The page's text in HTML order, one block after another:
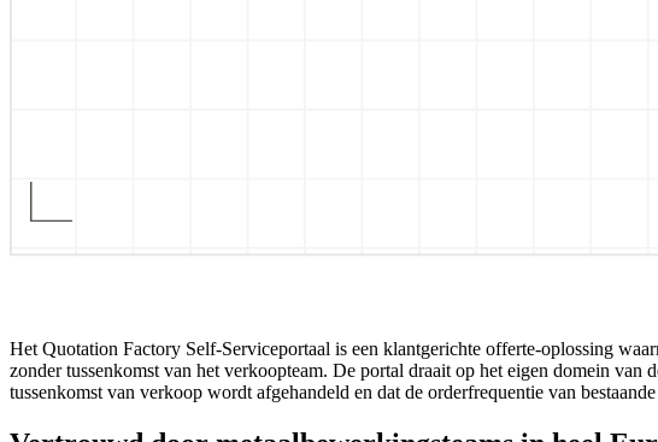
Het Quotation Factory Self-Serviceportaal is een klantgerichte offerte-oplossing
zonder tussenkomst van het verkoopteam. De portal draait op het eigen domein
tussenkomst van verkoop wordt afgehandeld en dat de orderfrequentie van